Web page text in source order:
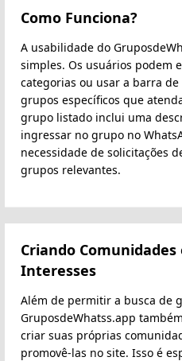
Como Funciona?
A usabilidade do
simples. Os usuários podem
categorias ou usar a barra
grupos específicos que
grupo listado inclui uma
ingressar no grupo no
necessidade de solicitações
grupos relevantes.
Criando
Interesses
Além de permitir a busca de
GruposdeWhatss.app
criar suas próprias
promovê-las no site. Isso é